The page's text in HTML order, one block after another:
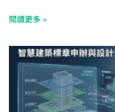
需簡單輕觸裝置，即可進行快速且
閱讀更多 »